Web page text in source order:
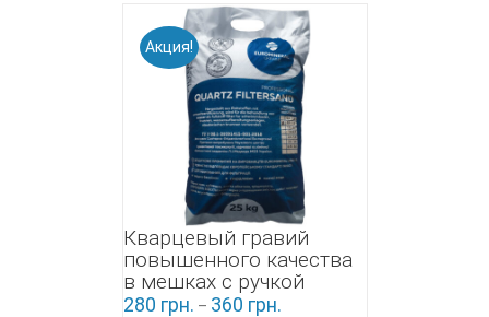
Акция!
Кварцевый гравий
повышенного качества
в мешках с ручкой
280 грн. – 360 грн.